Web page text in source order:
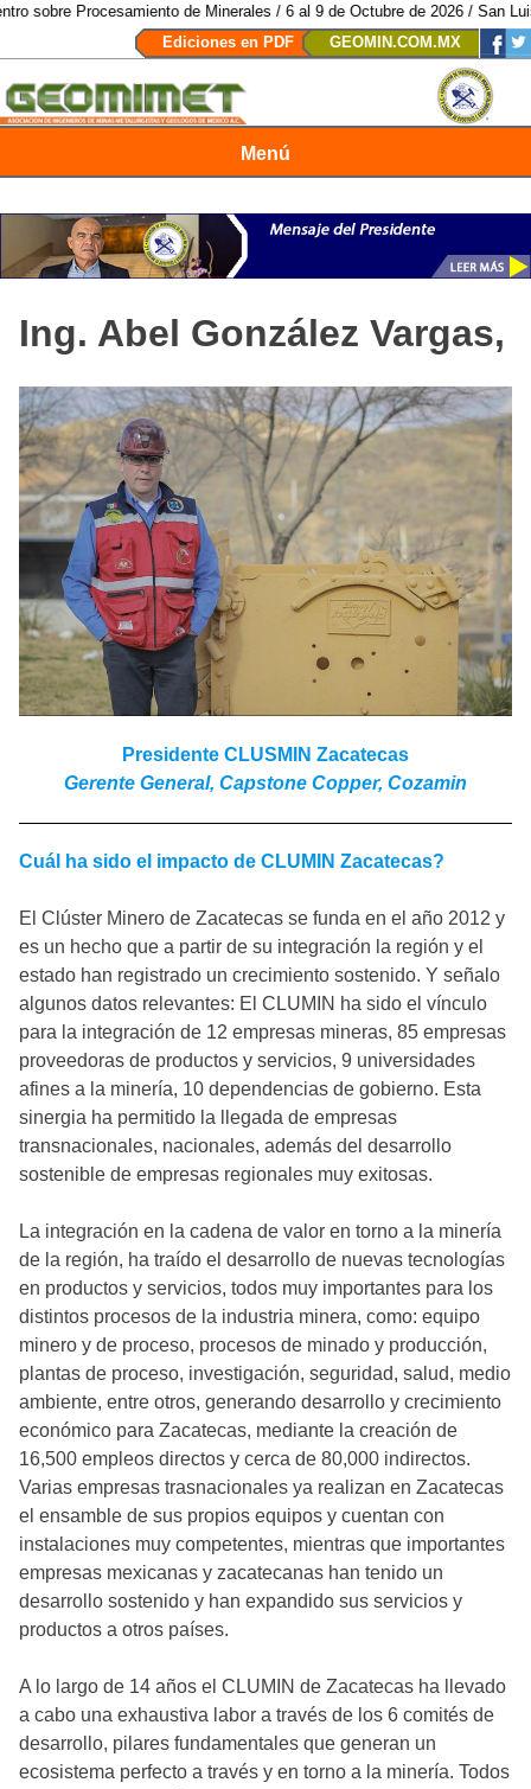
de Minerales / 6 al 9 de Octubre de 2026 / San Luis Potosí, SLP //
Ediciones en PDF
GEOMIN.COM.MX
Menú
Ing. Abel González Vargas,
Presidente CLUSMIN Zacatecas
Gerente General, Capstone Copper, Cozamin
Cuál ha sido el impacto de CLUMIN Zacatecas?
El Clúster Minero de Zacatecas se funda en el año 2012 y
es un hecho que a partir de su integración la región y el
estado han registrado un crecimiento sostenido. Y señalo
algunos datos relevantes: El CLUMIN ha sido el vínculo
para la integración de 12 empresas mineras, 85 empresas
proveedoras de productos y servicios, 9 universidades
afines a la minería, 10 dependencias de gobierno. Esta
sinergia ha permitido la llegada de empresas
transnacionales, nacionales, además del desarrollo
sostenible de empresas regionales muy exitosas.
La integración en la cadena de valor en torno a la minería
de la región, ha traído el desarrollo de nuevas tecnologías
en productos y servicios, todos muy importantes para los
distintos procesos de la industria minera, como: equipo
minero y de proceso, procesos de minado y producción,
plantas de proceso, investigación, seguridad, salud, medio
ambiente, entre otros, generando desarrollo y crecimiento
económico para Zacatecas, mediante la creación de
16,500 empleos directos y cerca de 80,000 indirectos.
Varias empresas trasnacionales ya realizan en Zacatecas
el ensamble de sus propios equipos y cuentan con
instalaciones muy competentes, mientras que importantes
empresas mexicanas y zacatecanas han tenido un
desarrollo sostenido y han expandido sus servicios y
productos a otros países.
A lo largo de 14 años el CLUMIN de Zacatecas ha llevado
a cabo una exhaustiva labor a través de los 6 comités de
desarrollo, pilares fundamentales que generan un
ecosistema perfecto a través y en torno a la minería. Todos